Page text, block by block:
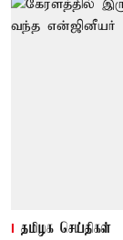
தமிழக செய்திகள்